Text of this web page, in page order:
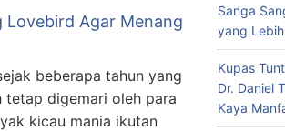
Lovebird Agar Menang
beberapa tahun yang
tetap digemari oleh para
kicau mania ikutan
Sanga
yang
Kupas
Dr. Daniel
Kaya